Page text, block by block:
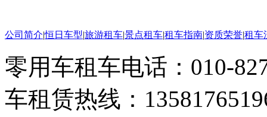
公司简介|恒日车型|旅游租车|景点租车|租车指南|资质荣誉|租车
零用车租车电话：010-
车租赁热线：